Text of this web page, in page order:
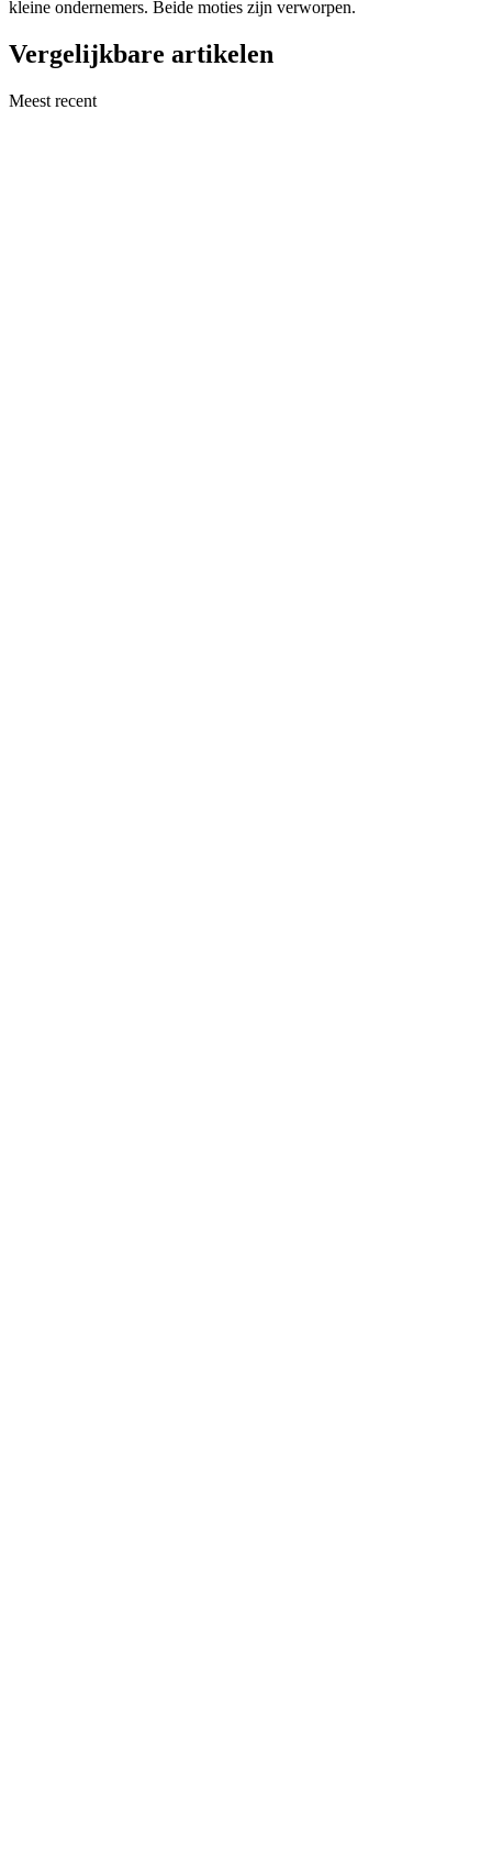
kleine ondernemers. Beide moties zijn verworpen.
Vergelijkbare artikelen
Meest recent